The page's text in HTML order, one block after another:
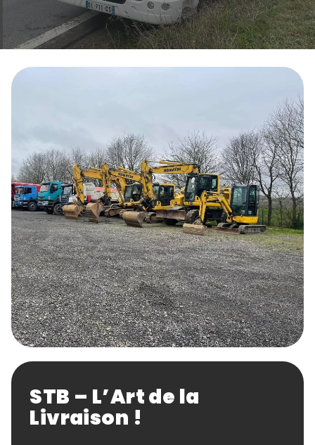
STB – L’Art de la
Livraison !